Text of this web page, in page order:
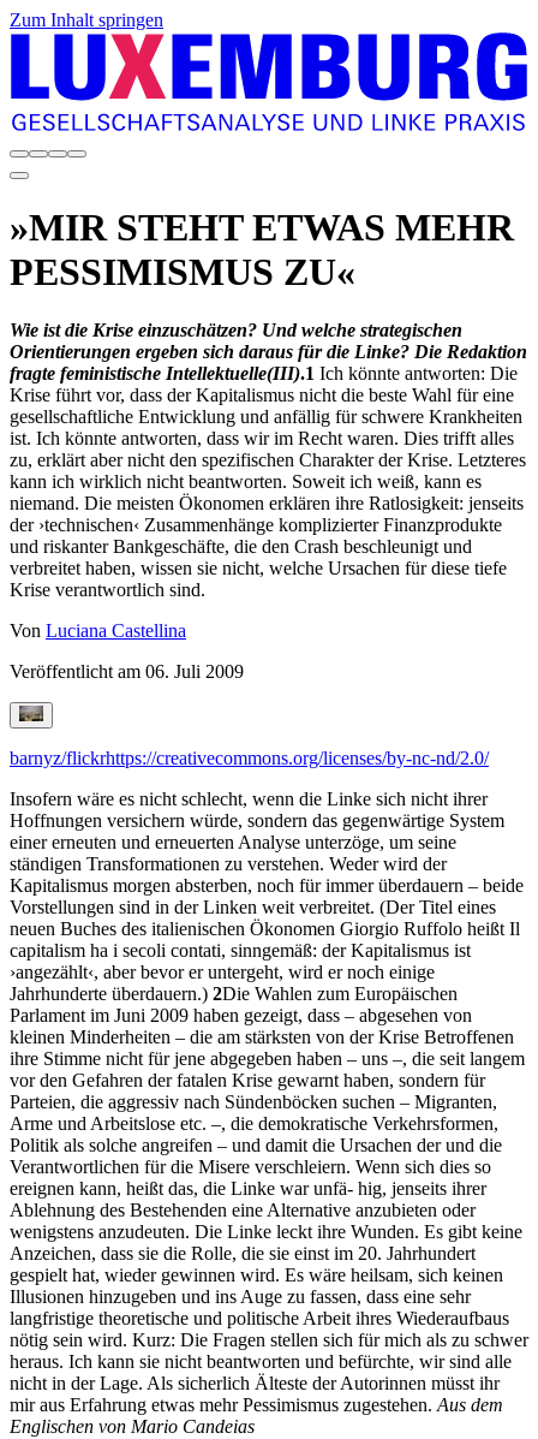
Zum Inhalt springen
»MIR STEHT ETWAS MEHR
PESSIMISMUS ZU«
Wie ist die Krise einzuschätzen? Und welche strategischen
Orientierungen ergeben sich daraus für die Linke? Die Redaktion
fragte feministische Intellektuelle(III).1 Ich könnte antworten: Die
Krise führt vor, dass der Kapitalismus nicht die beste Wahl für eine
gesellschaftliche Entwicklung und anfällig für schwere Krankheiten
ist. Ich könnte antworten, dass wir im Recht waren. Dies trifft alles
zu, erklärt aber nicht den spezifischen Charakter der Krise. Letzteres
kann ich wirklich nicht beantworten. Soweit ich weiß, kann es
niemand. Die meisten Ökonomen erklären ihre Ratlosigkeit: jenseits
der ›technischen‹ Zusammenhänge komplizierter Finanzprodukte
und riskanter Bankgeschäfte, die den Crash beschleunigt und
verbreitet haben, wissen sie nicht, welche Ursachen für diese tiefe
Krise verantwortlich sind.
Von Luciana Castellina
Veröffentlicht am 06. Juli 2009
barnyz/flickrhttps://creativecommons.org/licenses/by-nc-nd/2.0/
Insofern wäre es nicht schlecht, wenn die Linke sich nicht ihrer
Hoffnungen versichern würde, sondern das gegenwärtige System
einer erneuten und erneuerten Analyse unterzöge, um seine
ständigen Transformationen zu verstehen. Weder wird der
Kapitalismus morgen absterben, noch für immer überdauern – beide
Vorstellungen sind in der Linken weit verbreitet. (Der Titel eines
neuen Buches des italienischen Ökonomen Giorgio Ruffolo heißt Il
capitalism ha i secoli contati, sinngemäß: der Kapitalismus ist
›angezählt‹, aber bevor er untergeht, wird er noch einige
Jahrhunderte überdauern.) 2Die Wahlen zum Europäischen
Parlament im Juni 2009 haben gezeigt, dass – abgesehen von
kleinen Minderheiten – die am stärksten von der Krise Betroffenen
ihre Stimme nicht für jene abgegeben haben – uns –, die seit langem
vor den Gefahren der fatalen Krise gewarnt haben, sondern für
Parteien, die aggressiv nach Sündenböcken suchen – Migranten,
Arme und Arbeitslose etc. –, die demokratische Verkehrsformen,
Politik als solche angreifen – und damit die Ursachen der und die
Verantwortlichen für die Misere verschleiern. Wenn sich dies so
ereignen kann, heißt das, die Linke war unfä- hig, jenseits ihrer
Ablehnung des Bestehenden eine Alternative anzubieten oder
wenigstens anzudeuten. Die Linke leckt ihre Wunden. Es gibt keine
Anzeichen, dass sie die Rolle, die sie einst im 20. Jahrhundert
gespielt hat, wieder gewinnen wird. Es wäre heilsam, sich keinen
Illusionen hinzugeben und ins Auge zu fassen, dass eine sehr
langfristige theoretische und politische Arbeit ihres Wiederaufbaus
nötig sein wird. Kurz: Die Fragen stellen sich für mich als zu schwer
heraus. Ich kann sie nicht beantworten und befürchte, wir sind alle
nicht in der Lage. Als sicherlich Älteste der Autorinnen müsst ihr
mir aus Erfahrung etwas mehr Pessimismus zugestehen.Aus dem
Englischen von Mario Candeias